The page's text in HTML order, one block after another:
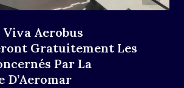
Aerobus
Gratuitement Les
Par La
D’Aeromar